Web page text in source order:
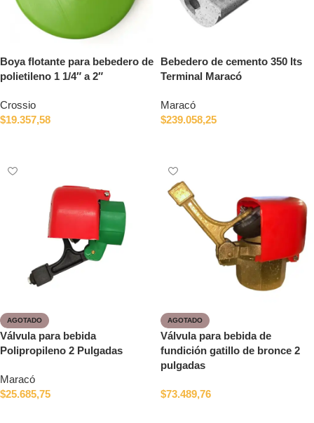
Boya flotante para bebedero de
polietileno 1 1/4″ a 2″
Crossio
$19.357,58
Bebedero de cemento 350 lts
Terminal Maracó
Maracó
$239.058,25
AGOTADO
Válvula para bebida
Polipropileno 2 Pulgadas
Maracó
$25.685,75
AGOTADO
Válvula para bebida de
fundición gatillo de bronce 2
pulgadas
$73.489,76